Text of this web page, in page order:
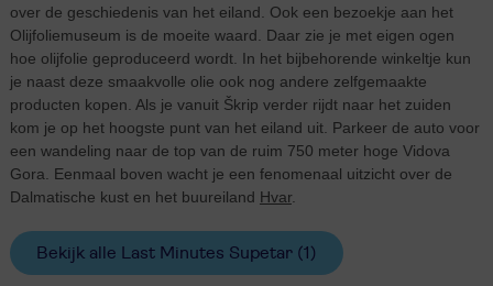
over de geschiedenis van het eiland. Ook een bezoekje aan het
Olijfoliemuseum is de moeite waard. Daar zie je met eigen ogen
hoe olijfolie geproduceerd wordt. In het bijbehorende winkeltje kun
je naast deze smaakvolle olie ook nog andere zelfgemaakte
producten kopen. Als je vanuit Škrip verder rijdt naar het zuiden
kom je op het hoogste punt van het eiland uit. Parkeer de auto voor
een wandeling naar de top van de ruim 750 meter hoge Vidova
Gora. Eenmaal boven wacht je een fenomenaal uitzicht over de
Dalmatische kust en het buureiland Hvar.
Bekijk alle Last Minutes Supetar (1)